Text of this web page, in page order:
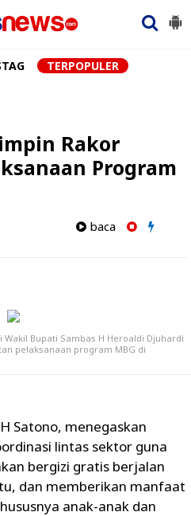
TERPOPULER
Rakor
Program
baca
Bupati Sambas H Heroaldi Djuhardi
pelaksanaan program MBG di
Satono, menegaskan
lintas sektor guna
bergizi gratis berjalan
dan memberikan manfaat
anak-anak dan